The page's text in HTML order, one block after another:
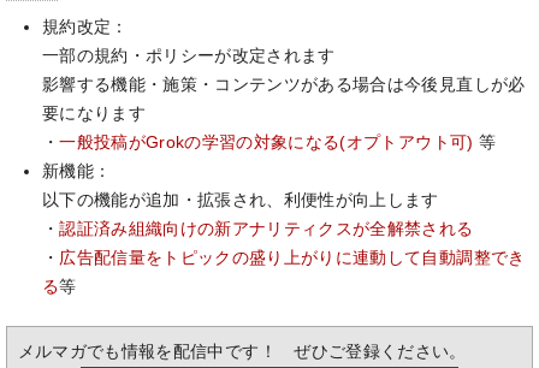
規約改定：
一部の規約・ポリシーが改定されます
影響する機能・施策・コンテンツがある場合は今後見直しが必
要になります
・一般投稿がGrokの学習の対象になる(オプトアウト可) 等
新機能：
以下の機能が追加・拡張され、利便性が向上します
・認証済み組織向けの新アナリティクスが全解禁される
・ 広告配信量をトピックの盛り上がりに連動して自動調整でき
る等
メルマガでも情報を配信中です！ ぜひご登録ください。